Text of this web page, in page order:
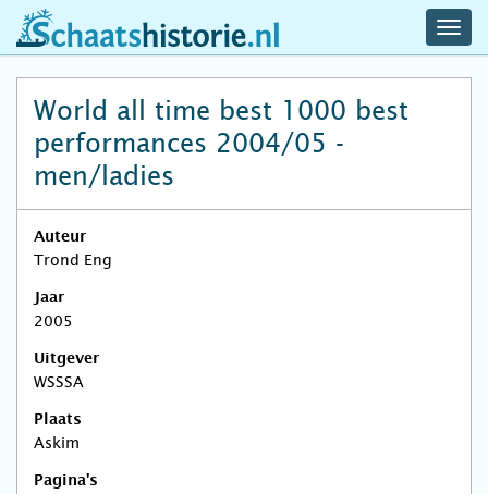
schaatshistorie.nl
World all time best 1000 best
performances 2004/05 -
men/ladies
Auteur
Trond Eng
Jaar
2005
Uitgever
WSSSA
Plaats
Askim
Pagina's